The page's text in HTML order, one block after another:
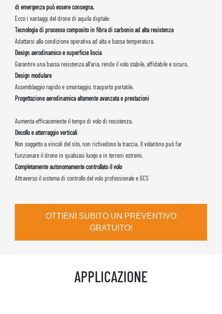
di emergenza può essere consegna.
Ecco i vantaggi del drone di aquila digitale:
Tecnologia di processo composito in fibra di carbonio ad alta resistenza
Adattarsi alla condizione operativa ad alta e bassa temperatura.
Design aerodinamico e superficie liscia
Garantire una bassa resistenza all'aria, rende il volo stabile, affidabile e sicuro.
Design modulare
Assemblaggio rapido e smontaggio, trasporto portatile.
Progettazione aerodinamica altamente avanzata e prestazioni
Aumenta efficacemente il tempo di volo di resistenza.
Decollo e atterraggio verticali
Non soggetto a vincoli del sito, non richiedono la traccia. Il volantino può far
funzionare il drone in qualsiasi luogo e in terreni estremi.
Completamente autonomamente controllato il volo
Attraverso il sistema di controllo del volo professionale e GCS
OTTIENI SUBITO UN PREVENTIVO
GRATUITO!
APPLICAZIONE